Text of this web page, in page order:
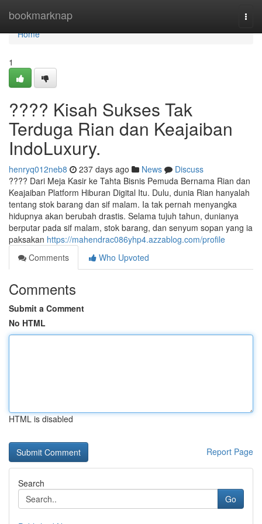
bookmarknap
Home
Home
1
???? Kisah Sukses Tak
Terduga Rian dan Keajaiban
IndoLuxury.
henryq012neb8 237 days ago News
Discuss
???? Dari Meja Kasir ke Tahta Bisnis Pemuda Bernama Rian dan
Keajaiban Platform Hiburan Digital Itu. Dulu, dunia Rian hanyalah
tentang stok barang dan sif malam. Ia tak pernah menyangka
hidupnya akan berubah drastis. Selama tujuh tahun, dunianya
berputar pada sif malam, stok barang, dan senyum sopan yang ia
paksakan https://mahendrac086yhp4.azzablog.com/profile
Comments
Who Upvoted
Comments
Submit a Comment
No HTML
HTML is disabled
Report Page
Search
Go